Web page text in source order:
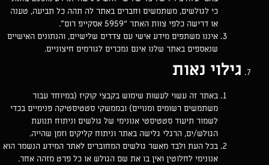
כי לגולשים, משתמשים וחברים באתר לה תהה כל תביעה, טענה
או דרישה כלפי צוות האתר “5959 אסקייפ רום”.
איננו משתפים מידע אישי עם צדדים שלישיים, והנתונים האישיים
שנאספים באתר שלנו אינם נמכרים לגורמים חיצוניים.
גילוי נאות
באתר זה עשוי לעשות שימוש בקבצי קוקיז (במיוחד עבור
משתמשים רשומים ומנויים) ובממשקי סטטיסטיקה פנימיים בכדי
לשמור תיעוד סטטיסטי אנונימי של גולשים וניתוח תנועת
הגולש/ים, הרגלי גלישה באתר וניתוח קליקים וזמן שהייה.
בכל העת ולבד מאשר גולשים המחוברים לאתר המידע הנשמר הוא
אנונימי לחלוטין ואין בו את שם הגולש או כל פרט מזהה אחר.